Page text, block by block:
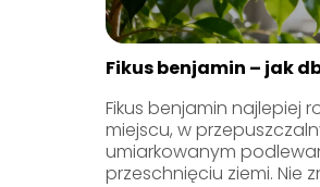
Fikus benjamin – jak
Fikus benjamin najlepiej
miejscu, w
umiarkowanym
przeschnięciu ziemi. Nie